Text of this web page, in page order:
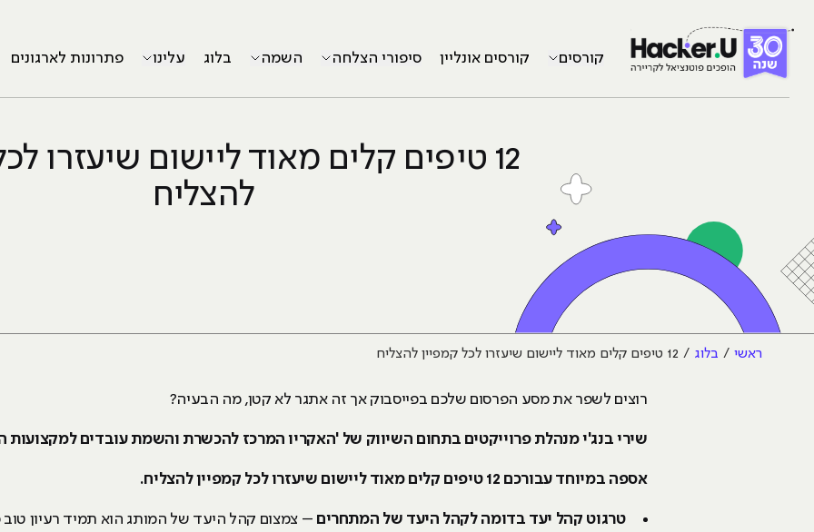
קורסים קורסים אונליין סיפורי הצלחה השמה בלוג עלינו פתרונות לארגונים
12 טיפים קלים מאוד ליישום שיעזרו
להצליח
ראשי בלוג 12 טיפים קלים מאוד ליישום שיעזרו לכל קמפיין להצליח
רוצים לשפר את מסע הפרסום שלכם בפייסבוק אך זה אתגר לא קטן, מה הבעיה?
שירי בנג'י מנהלת פרוייקטים בתחום השיווק של 'האקריו המרכז להכשרת והשמת עובדים למקצועות
אספה במיוחד עבורכם 12 טיפים קלים מאוד ליישום שיעזרו לכל קמפיין להצליח.
טרגוט קהל יעד בדומה לקהל היעד של המתחרים – צמצום קהל היעד של המותג הוא תמיד רעיון טוב